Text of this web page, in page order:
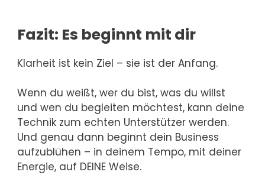
Fazit: Es beginnt mit dir
Klarheit ist kein Ziel – sie ist der Anfang.
Wenn du weißt, wer du bist, was du willst
und wen du begleiten möchtest, kann deine
Technik zum echten Unterstützer werden.
Und genau dann beginnt dein Business
aufzublühen – in deinem Tempo, mit deiner
Energie, auf DEINE Weise.